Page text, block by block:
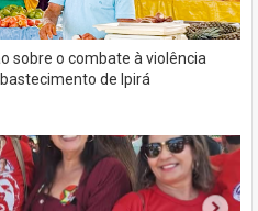
sobre o combate à violência
de Ipirá